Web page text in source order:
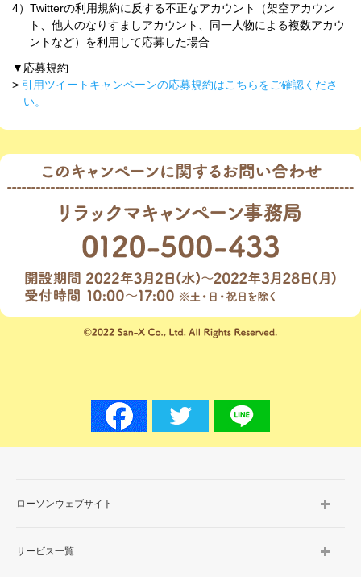
4）Twitterの利用規約に反する不正なアカウント（架空アカウン
ト、他人のなりすましアカウント、同一人物による複数アカウ
ントなど）を利用して応募した場合
▼応募規約
> 引用ツイートキャンペーンの応募規約はこちらをご確認くださ
い。
ローソンウェブサイト
サービス一覧